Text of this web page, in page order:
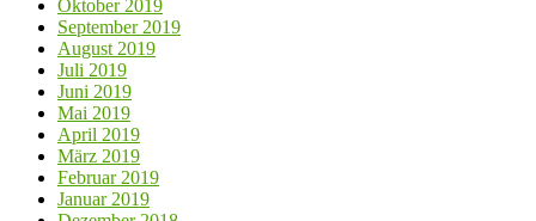
Oktober 2019
September 2019
August 2019
Juli 2019
Juni 2019
Mai 2019
April 2019
März 2019
Februar 2019
Januar 2019